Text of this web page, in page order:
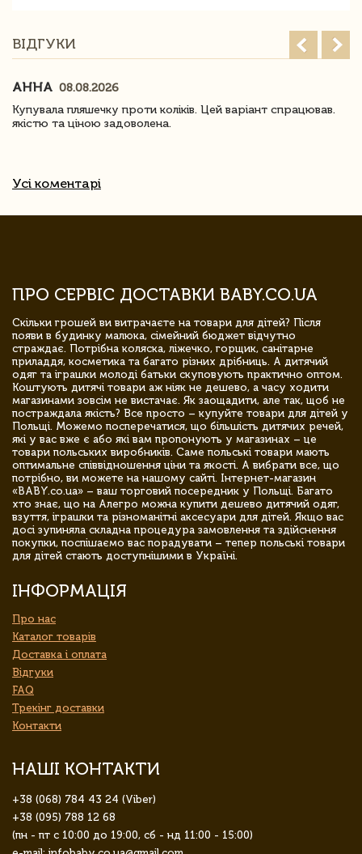
ВІДГУКИ
АННА 08.08.2026
Купувала пляшечку проти коліків. Цей варіант спрацював.
якістю та ціною задоволена.
Усі коментарі
ПРО СЕРВІС ДОСТАВКИ BABY.CO.UA
Скільки грошей ви витрачаєте на товари для дітей? Після
появи в будинку малюка, сімейний бюджет відчутно
страждає. Потрібна коляска, ліжечко, горщик, санітарне
приладдя, косметика та багато різних дрібниць. А дитячий
одяг та іграшки молоді батьки скуповують практично оптом.
Коштують дитячі товари аж ніяк не дешево, а часу ходити
магазинами зовсім не вистачає. Як заощадити, але так, щоб не
постраждала якість? Все просто – купуйте товари для дітей у
Польщі. Можемо посперечатися, що більшість дитячих речей,
які у вас вже є або які вам пропонують у магазинах – це
товари польських виробників. Саме польські товари мають
оптимальне співвідношення ціни та якості. А вибрати все, що
потрібно, ви можете на нашому сайті. Інтернет-магазин
«BABY.co.ua» – ваш торговий посередник у Польщі. Багато
хто знає, що на Алегро можна купити дешево дитячий одяг,
взуття, іграшки та різноманітні аксесуари для дітей. Якщо вас
досі зупиняла складна процедура замовлення та здійснення
покупки, поспішаємо вас порадувати – тепер польські товари
для дітей стають доступнішими в Україні.
ІНФОРМАЦІЯ
Про нас
Каталог товарів
Доставка і оплата
Відгуки
FAQ
Трекінг доставки
Контакти
НАШІ КОНТАКТИ
+38 (068) 784 43 24 (Viber)
+38 (095) 788 12 68
(пн - пт с 10:00 до 19:00, сб - нд 11:00 - 15:00)